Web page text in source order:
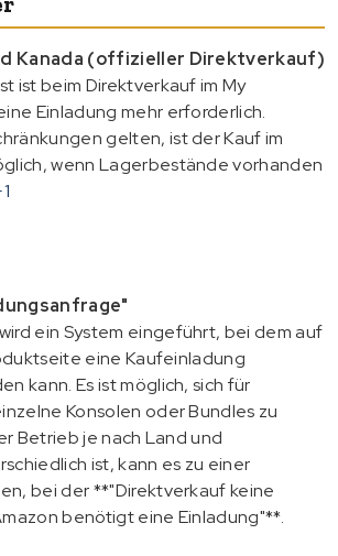
Kanada (offizieller Direktverkauf)
ist beim Direktverkauf im My
Einladung mehr erforderlich.
gelten, ist der Kauf im
wenn Lagerbestände vorhanden
ein System eingeführt, bei dem auf
eine Kaufeinladung
kann. Es ist möglich, sich für
Konsolen oder Bundles zu
Betrieb je nach Land und
ist, kann es zu einer
bei der **"Direktverkauf keine
benötigt eine Einladung"**.